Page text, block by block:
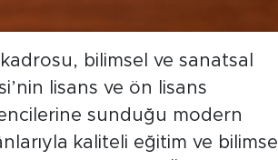
bilimsel ve sanatsal
lisans ve ön lisans
sunduğu modern
kaliteli eğitim ve bilimsel